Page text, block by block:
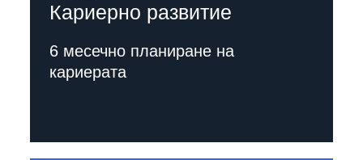
Кариерно развитие
6 месечно планиране на
кариерата